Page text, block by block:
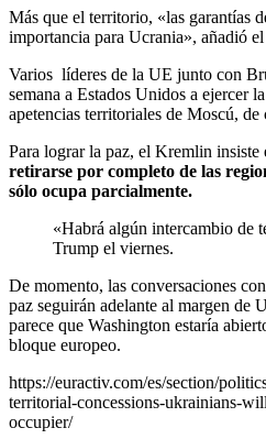
Más que el territorio, «las garantías
importancia para Ucrania», añadió
Varios líderes de la UE junto con
semana a Estados Unidos a ejercer
apetencias territoriales de Moscú, de
Para lograr la paz, el Kremlin insiste
retirarse por completo de las
sólo ocupa parcialmente.
«Habrá algún intercambio de
Trump el viernes.
De momento, las conversaciones
paz seguirán adelante al margen de
parece que Washington estaría
bloque europeo.
https://euractiv.com/es/section/
territorial-concessions-ukrainians-
occupier/